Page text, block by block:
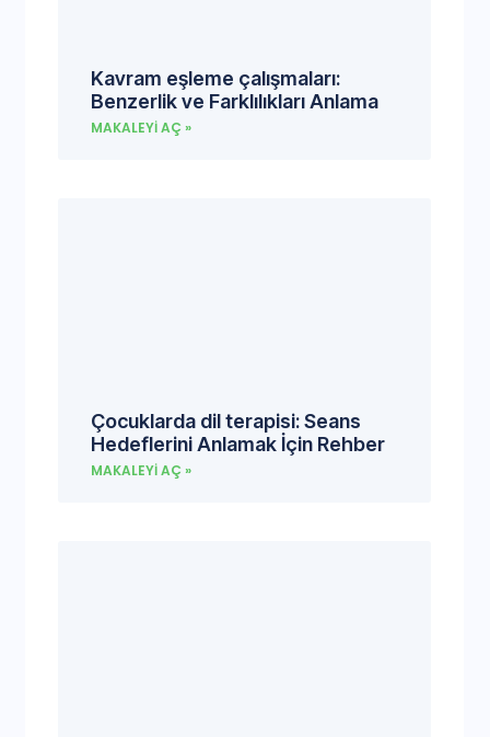
Kavram eşleme çalışmaları:
Benzerlik ve Farklılıkları Anlama
MAKALEYI AÇ »
Çocuklarda dil terapisi: Seans
Hedeflerini Anlamak İçin Rehber
MAKALEYI AÇ »